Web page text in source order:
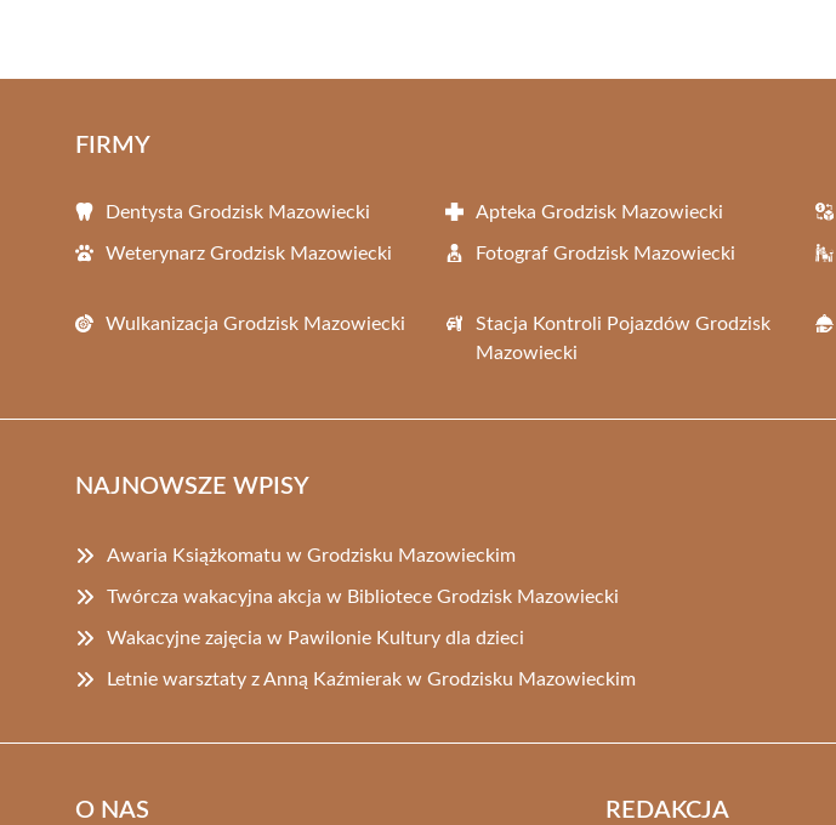
FIRMY
Dentysta Grodzisk Mazowiecki Apteka Grodzisk Mazowiecki
Weterynarz Grodzisk Mazowiecki Fotograf Grodzisk Mazowiecki
Wulkanizacja Grodzisk Mazowiecki
Stacja Kontroli Pojazdów Grodzisk
Mazowiecki
NAJNOWSZE WPISY
Awaria Książkomatu w Grodzisku Mazowieckim
Twórcza wakacyjna akcja w Bibliotece Grodzisk Mazowiecki
Wakacyjne zajęcia w Pawilonie Kultury dla dzieci
Letnie warsztaty z Anną Kaźmierak w Grodzisku Mazowieckim
O NAS REDAKCJA